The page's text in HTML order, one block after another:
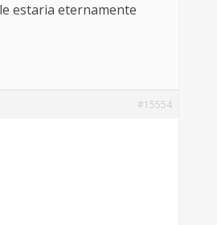
estaria eternamente
#15554